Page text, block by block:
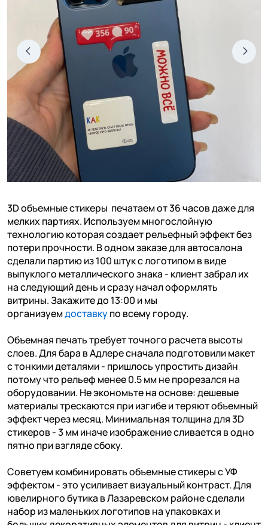
3D объемные стикеры печатаем от 36 часов даже для
мелких партиях. Используем многослойную
технологию которая создает рельефный эффект без
потери прочности. В одном заказе для автосалона
сделали партию из 100 штук с логотипом в виде
выпуклого металлического знака - клиент забрал их
на следующий день и сразу начал оформлять
витрины. Закажите до 13:00 и мы
организуемдоставкупо всему городу.
Объемная печать требует точного расчета высоты
слоев. Для бара в Адлере сначала подготовили макет
с тонкими деталями - пришлось упростить дизайн
потому что рельеф менее 0.5 мм не прорезался на
оборудовании. Не экономьте на основе: дешевые
материалы трескаются при изгибе и теряют объемный
эффект через месяц. Минимальная толщина для 3D
стикеров - 3 мм иначе изображение сливается в одно
пятно при взгляде сбоку.
Советуем комбинировать объемные стикеры с УФ
эффектом - это усиливает визуальный контраст. Для
ювелирного бутика в Лазаревском районе сделали
набор из маленьких логотипов на упаковках и